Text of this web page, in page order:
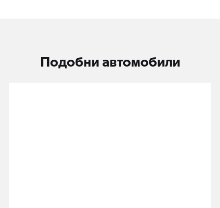
Подобни автомобили